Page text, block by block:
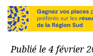
Publié le 4 février